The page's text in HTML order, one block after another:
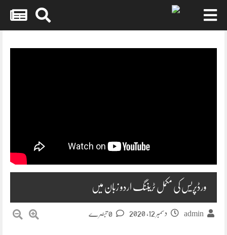
content
ورڈپریس کی مکمل ٹریننگ اردو زبان میں
admin دسمبر 12, 2020